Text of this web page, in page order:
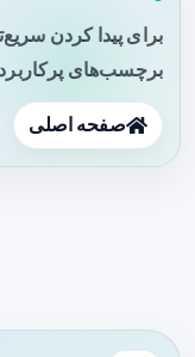
برای پیدا کردن
برچسب‌های پرکاربرد
صفحه اصلی